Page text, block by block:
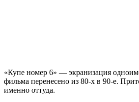
«Купе номер 6» — экранизация
фильма перенесено из 80-х в 90-е.
именно оттуда.